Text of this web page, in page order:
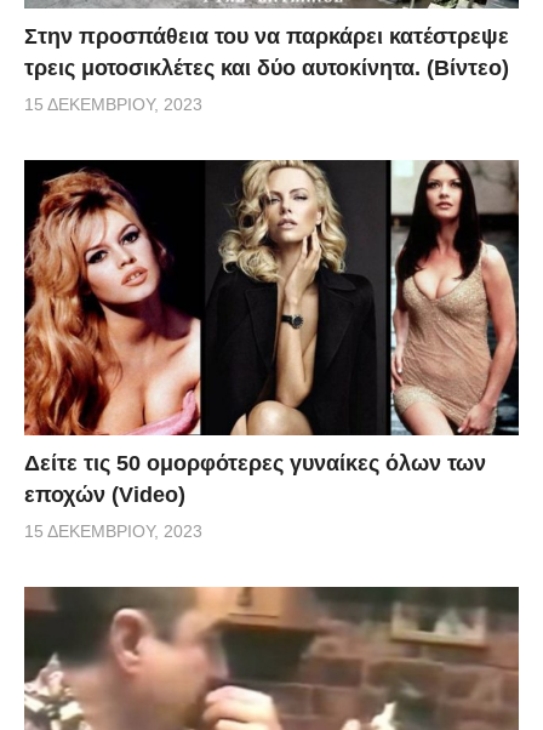
Στην προσπάθεια του να παρκάρει κατέστρεψε
τρεις μοτοσικλέτες και δύο αυτοκίνητα. (Βίντεο)
15 ΔΕΚΕΜΒΡΊΟΥ, 2023
Δείτε τις 50 ομορφότερες γυναίκες όλων των
εποχών (Video)
15 ΔΕΚΕΜΒΡΊΟΥ, 2023